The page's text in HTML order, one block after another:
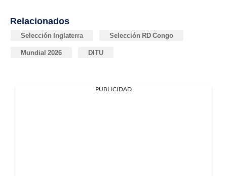
Relacionados
Selección Inglaterra Selección RD Congo
Mundial 2026 DITU
PUBLICIDAD